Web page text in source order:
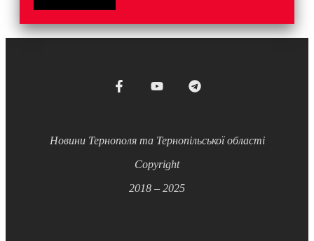
Новини Тернополя та Тернопільської області
Copyright
2018 – 2025